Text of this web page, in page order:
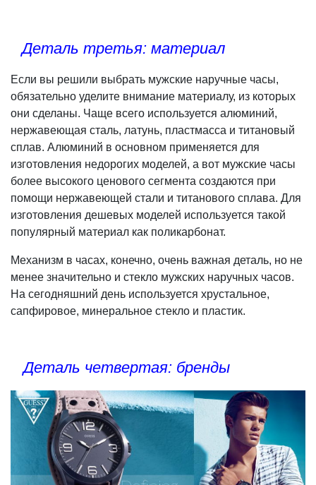
Деталь третья: материал
Если вы решили выбрать мужские наручные часы,
обязательно уделите внимание материалу, из которых
они сделаны. Чаще всего используется алюминий,
нержавеющая сталь, латунь, пластмасса и титановый
сплав. Алюминий в основном применяется для
изготовления недорогих моделей, а вот мужские часы
более высокого ценового сегмента создаются при
помощи нержавеющей стали и титанового сплава. Для
изготовления дешевых моделей используется такой
популярный материал как поликарбонат.
Механизм в часах, конечно, очень важная деталь, но не
менее значительно и стекло мужских наручных часов.
На сегодняшний день используется хрустальное,
сапфировое, минеральное стекло и пластик.
Деталь четвертая: бренды